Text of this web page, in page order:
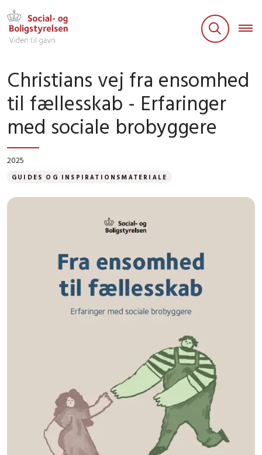
Christians vej fra ensomhed
til fællesskab - Erfaringer
med sociale brobyggere
2025
GUIDES OG INSPIRATIONSMATERIALE